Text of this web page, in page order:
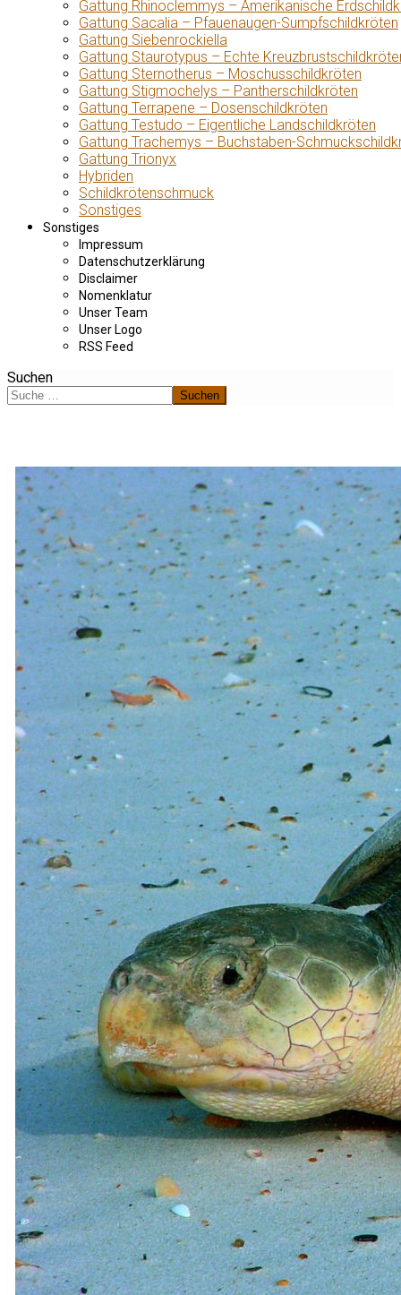
Gattung Rhinoclemmys – Amerikanische
Gattung Sacalia – Pfauenaugen-Sumpfschildkröten
Gattung Siebenrockiella
Gattung Staurotypus – Echte
Gattung Sternotherus – Moschusschildkröten
Gattung Stigmochelys – Pantherschildkröten
Gattung Terrapene – Dosenschildkröten
Gattung Testudo – Eigentliche Landschildkröten
Gattung Trachemys – Buchstaben-
Gattung Trionyx
Hybriden
Schildkrötenschmuck
Sonstiges
Sonstiges
Impressum
Datenschutzerklärung
Disclaimer
Nomenklatur
Unser Team
Unser Logo
RSS Feed
Suchen
Suchen